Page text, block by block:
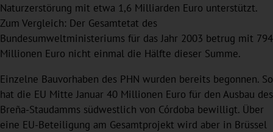
Naturzerstörung mit etwa 1,6 Milliarden Euro unterstützt.
Zum Vergleich: Der Gesamtetat des
Bundesumweltministeriums für das Jahr 2003 betrug mit 794
Millionen Euro nicht einmal die Hälfte dieser Summe.
Einzelne Bauvorhaben des PHN wurden bereits begonnen. So
hat die EU Mitte Januar 40 Millionen Euro für den Ausbau des
Breña-Staudamms südwestlich von Córdoba bewilligt. Über
eine EU-Beteiligung am Gesamtprojekt wird aber in Brüssel